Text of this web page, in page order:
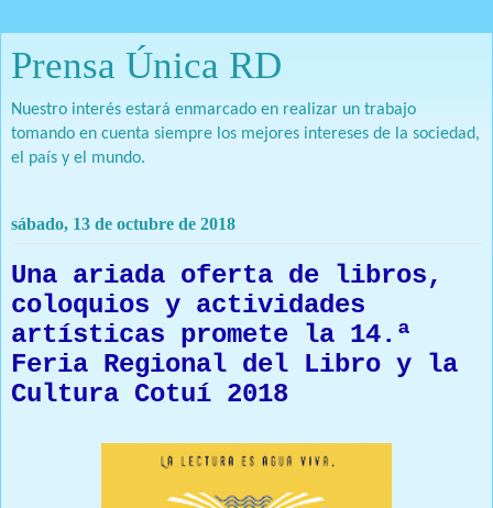
Prensa Única RD
Nuestro interés estará enmarcado en realizar un trabajo
tomando en cuenta siempre los mejores intereses de la sociedad,
el país y el mundo.
sábado, 13 de octubre de 2018
Una ariada oferta de libros,
coloquios y actividades
artísticas promete la 14.ª
Feria Regional del Libro y la
Cultura Cotuí 2018